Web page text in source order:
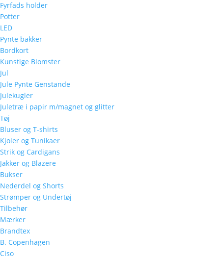
Fyrfads holder
Potter
LED
Pynte bakker
Bordkort
Kunstige Blomster
Jul
Jule Pynte Genstande
Julekugler
Juletræ i papir m/magnet og glitter
Tøj
Bluser og T-shirts
Kjoler og Tunikaer
Strik og Cardigans
Jakker og Blazere
Bukser
Nederdel og Shorts
Strømper og Undertøj
Tilbehør
Mærker
Brandtex
B. Copenhagen
Ciso